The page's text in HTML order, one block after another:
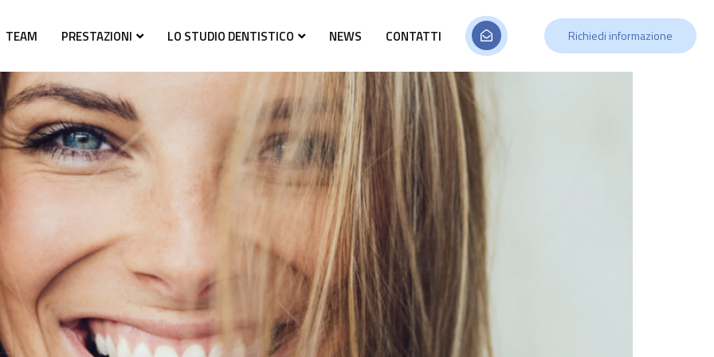
TEAM PRESTAZIONI LO STUDIO DENTISTICO NEWS CONTATTI Richiedi informazione